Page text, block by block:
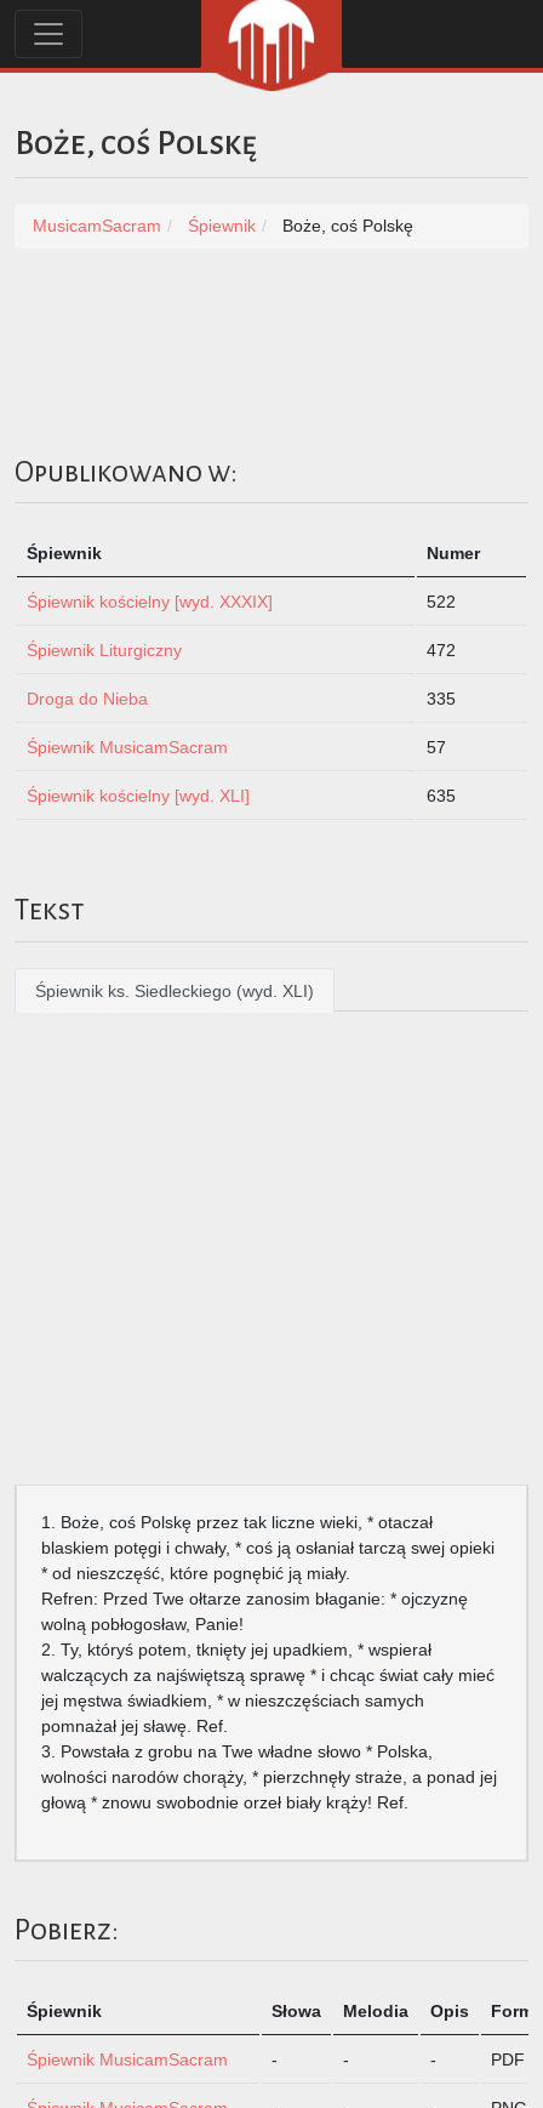
Boże, coś Polskę
MusicamSacram Śpiewnik Boże, coś Polskę
Opublikowano w:
Śpiewnik Numer
Śpiewnik kościelny [wyd. XXXIX] 522
Śpiewnik Liturgiczny 472
Droga do Nieba 335
Śpiewnik MusicamSacram 57
Śpiewnik kościelny [wyd. XLI] 635
Tekst
Śpiewnik ks. Siedleckiego (wyd. XLI)
1. Boże, coś Polskę przez tak liczne wieki, * otaczał
blaskiem potęgi i chwały, * coś ją osłaniał tarczą swej opieki
* od nieszczęść, które pognębić ją miały.
Refren: Przed Twe ołtarze zanosim błaganie: * ojczyznę
wolną pobłogosław, Panie!
2. Ty, któryś potem, tknięty jej upadkiem, * wspierał
walczących za najświętszą sprawę * i chcąc świat cały mieć
jej męstwa świadkiem, * w nieszczęściach samych
pomnażał jej sławę. Ref.
3. Powstała z grobu na Twe władne słowo * Polska,
wolności narodów chorąży, * pierzchnęły straże, a ponad jej
głową * znowu swobodnie orzeł biały krąży! Ref.
Pobierz:
Śpiewnik Słowa Melodia Opis
Śpiewnik MusicamSacram - - - PDF